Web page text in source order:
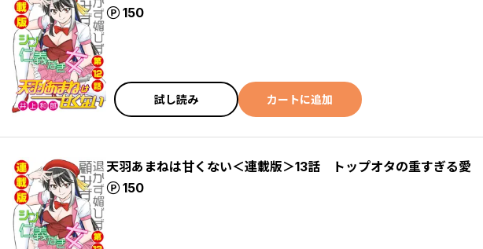
150
ポイント
試し読み カートに追加
天羽あまねは甘くない＜連載版＞13話 トップオタの重すぎる愛
150
ポイント